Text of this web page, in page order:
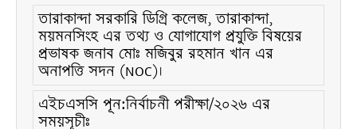
তারাকান্দা সরকারি ডিগ্রি কলেজ, তারাকান্দা,
ময়মনসিংহ এর তথ্য ও যোগাযোগ প্রযুক্তি বিষয়ের
প্রভাষক জনাব মোঃ মজিবুর রহমান খান এর
অনাপত্তি সদন (NOC)।
এইচএসসি পূন:নির্বাচনী পরীক্ষা/২০২৬ এর
সময়সূচীঃ